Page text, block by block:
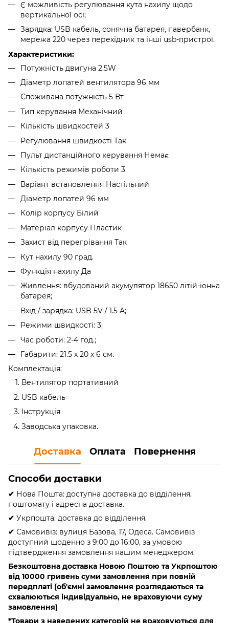
Є можливість регулювання кута нахилу щодо
вертикальної осі;
Зарядка: USB кабель, сонячна батарея, павербанк,
мережа 220 через перехідник та інші usb-пристрої.
Характеристики:
Потужність двигуна 2.5W
Діаметр лопатей вентилятора 96 мм
Споживана потужність 5 Вт
Тип керування Механічний
Кількість швидкостей 3
Регулювання швидкості Так
Пульт дистанційного керування Немає
Кількість режимів роботи 3
Варіант встановлення Настільний
Діаметр лопатей 96 мм
Колір корпусу Білий
Матеріал корпусу Пластик
Захист від перегрівання Так
Кут нахилу 90 град.
Функція нахилу Да
Живлення: вбудований акумулятор 18650 літій-іонна
батарея;
Вхід / зарядка: USB 5V / 1.5 A;
Режими швидкості: 3;
Час роботи: 2-4 год.;
Габарити: 21.5 х 20 х 6 см.
Комплектація:
Вентилятор портативний
USB кабель
Інструкція
Заводська упаковка.
Доставка Оплата Повернення
Способи доставки
✔ Нова Пошта: доступна доставка до відділення,
поштомату і адресна доставка.
✔ Укрпошта: доставка до відділення.
✔ Самовивіз: вулиця Базова, 17, Одеса. Самовивіз
доступний щоденно з 9:00 до 16:00, за умовою
підтвердження замовлення нашим менеджером.
Безкоштовна доставка Новою Поштою та Укрпоштою
від 10000 гривень суми замовлення при повній
передплаті (об'ємні замовлення розглядаються та
схвалюються індивідуально, не враховуючи суму
замовлення)
*Товари з наведених категорій не враховуються для